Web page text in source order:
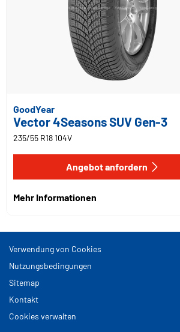
GoodYear
Vector 4Seasons SUV Gen-3
235/55 R18 104V
Angebot anfordern
Mehr Informationen
Verwendung von Cookies
Nutzungsbedingungen
Sitemap
Kontakt
Cookies verwalten